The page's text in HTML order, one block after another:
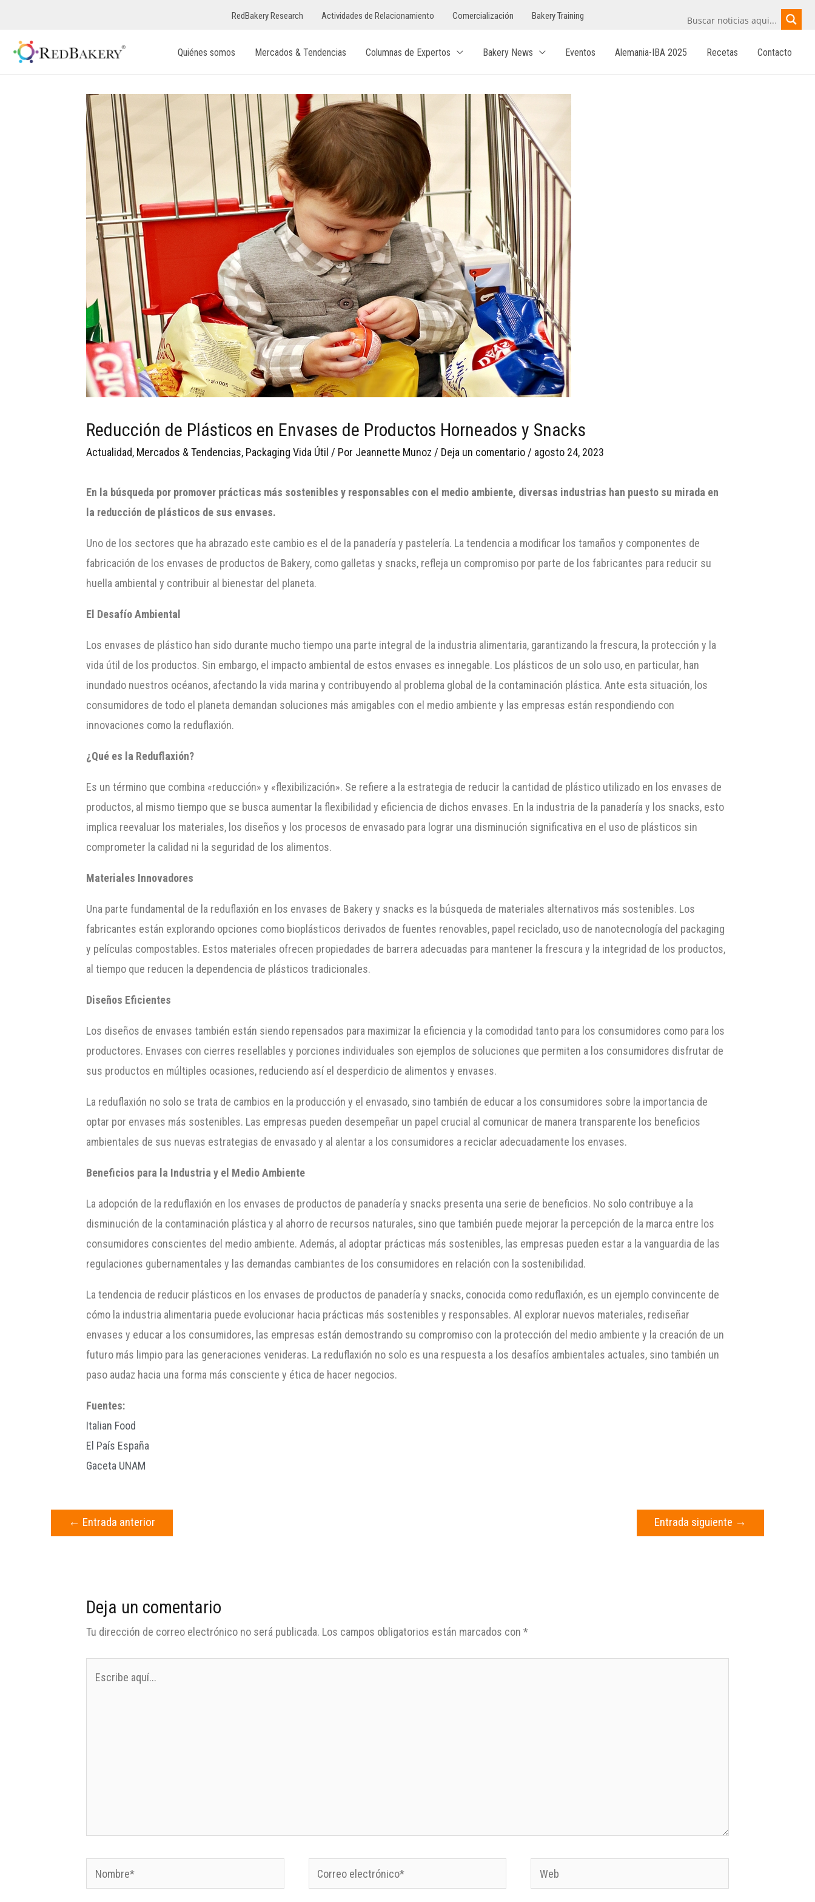
RedBakery Research Actividades de Relacionamiento Comercialización Bakery Training
Quiénes somos Mercados & Tendencias Columnas de Expertos Bakery News Eventos Alemania-IBA 2025 Recetas Contacto
Reducción de Plásticos en Envases de Productos Horneados y Snacks
Actualidad, Mercados & Tendencias, Packaging Vida Útil / Por Jeannette Munoz / Deja un comentario / agosto 24, 2023
En la búsqueda por promover prácticas más sostenibles y responsables con el medio ambiente, diversas industrias han puesto su mirada en
la reducción de plásticos de sus envases.
Uno de los sectores que ha abrazado este cambio es el de la panadería y pastelería. La tendencia a modificar los tamaños y componentes de
fabricación de los envases de productos de Bakery, como galletas y snacks, refleja un compromiso por parte de los fabricantes para reducir su
huella ambiental y contribuir al bienestar del planeta.
El Desafío Ambiental
Los envases de plástico han sido durante mucho tiempo una parte integral de la industria alimentaria, garantizando la frescura, la protección y la
vida útil de los productos. Sin embargo, el impacto ambiental de estos envases es innegable. Los plásticos de un solo uso, en particular, han
inundado nuestros océanos, afectando la vida marina y contribuyendo al problema global de la contaminación plástica. Ante esta situación, los
consumidores de todo el planeta demandan soluciones más amigables con el medio ambiente y las empresas están respondiendo con
innovaciones como la reduflaxión.
¿Qué es la Reduflaxión?
Es un término que combina «reducción» y «flexibilización». Se refiere a la estrategia de reducir la cantidad de plástico utilizado en los envases de
productos, al mismo tiempo que se busca aumentar la flexibilidad y eficiencia de dichos envases. En la industria de la panadería y los snacks, esto
implica reevaluar los materiales, los diseños y los procesos de envasado para lograr una disminución significativa en el uso de plásticos sin
comprometer la calidad ni la seguridad de los alimentos.
Materiales Innovadores
Una parte fundamental de la reduflaxión en los envases de Bakery y snacks es la búsqueda de materiales alternativos más sostenibles. Los
fabricantes están explorando opciones como bioplásticos derivados de fuentes renovables, papel reciclado, uso de nanotecnología del packaging
y películas compostables. Estos materiales ofrecen propiedades de barrera adecuadas para mantener la frescura y la integridad de los productos,
al tiempo que reducen la dependencia de plásticos tradicionales.
Diseños Eficientes
Los diseños de envases también están siendo repensados para maximizar la eficiencia y la comodidad tanto para los consumidores como para los
productores. Envases con cierres resellables y porciones individuales son ejemplos de soluciones que permiten a los consumidores disfrutar de
sus productos en múltiples ocasiones, reduciendo así el desperdicio de alimentos y envases.
La reduflaxión no solo se trata de cambios en la producción y el envasado, sino también de educar a los consumidores sobre la importancia de
optar por envases más sostenibles. Las empresas pueden desempeñar un papel crucial al comunicar de manera transparente los beneficios
ambientales de sus nuevas estrategias de envasado y al alentar a los consumidores a reciclar adecuadamente los envases.
Beneficios para la Industria y el Medio Ambiente
La adopción de la reduflaxión en los envases de productos de panadería y snacks presenta una serie de beneficios. No solo contribuye a la
disminución de la contaminación plástica y al ahorro de recursos naturales, sino que también puede mejorar la percepción de la marca entre los
consumidores conscientes del medio ambiente. Además, al adoptar prácticas más sostenibles, las empresas pueden estar a la vanguardia de las
regulaciones gubernamentales y las demandas cambiantes de los consumidores en relación con la sostenibilidad.
La tendencia de reducir plásticos en los envases de productos de panadería y snacks, conocida como reduflaxión, es un ejemplo convincente de
cómo la industria alimentaria puede evolucionar hacia prácticas más sostenibles y responsables. Al explorar nuevos materiales, rediseñar
envases y educar a los consumidores, las empresas están demostrando su compromiso con la protección del medio ambiente y la creación de un
futuro más limpio para las generaciones venideras. La reduflaxión no solo es una respuesta a los desafíos ambientales actuales, sino también un
paso audaz hacia una forma más consciente y ética de hacer negocios.
Fuentes:
Italian Food
El País España
Gaceta UNAM
← Entrada anterior Entrada siguiente →
Deja un comentario
Tu dirección de correo electrónico no será publicada. Los campos obligatorios están marcados con*